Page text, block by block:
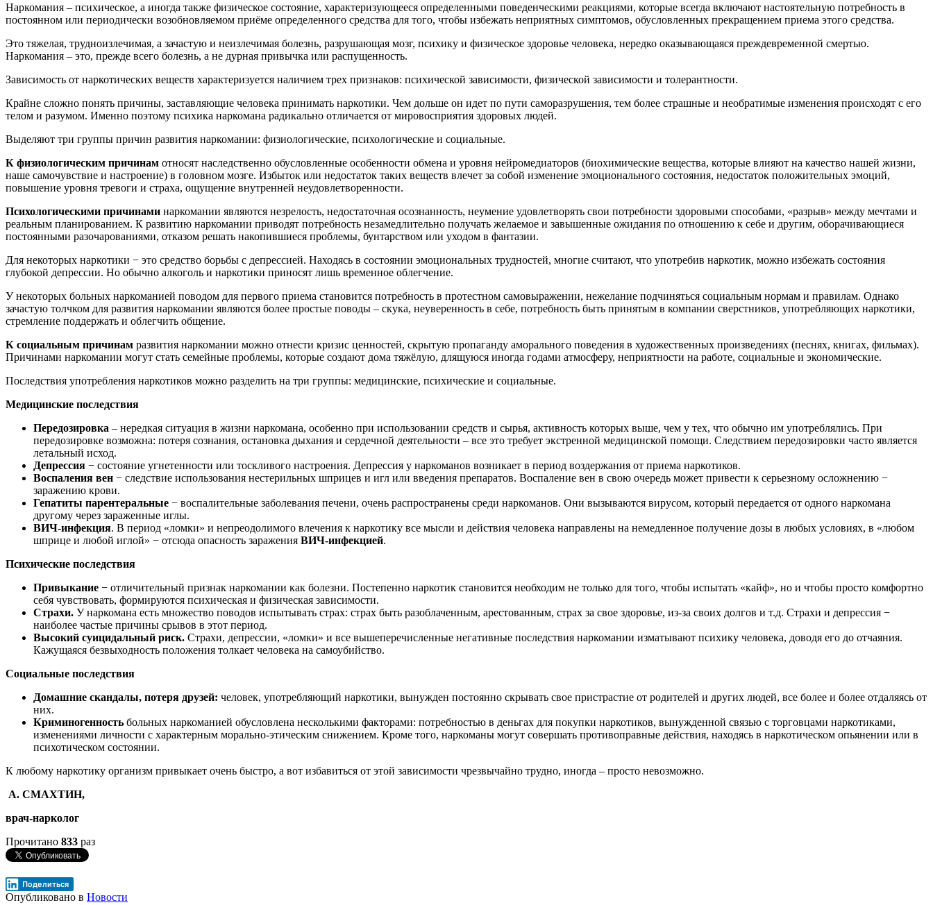
Наркомания – психическое, а иногда также физическое состояние, характеризующееся определенными поведенческими реакциями, которые всегда включают настоятельную потребность в
постоянном или периодически возобновляемом приёме определенного средства для того, чтобы избежать неприятных симптомов, обусловленных прекращением приема этого средства.
Это тяжелая, трудноизлечимая, а зачастую и неизлечимая болезнь, разрушающая мозг, психику и физическое здоровье человека, нередко оказывающаяся преждевременной смертью.
Наркомания – это, прежде всего болезнь, а не дурная привычка или распущенность.
Зависимость от наркотических веществ характеризуется наличием трех признаков: психической зависимости, физической зависимости и толерантности.
Крайне сложно понять причины, заставляющие человека принимать наркотики. Чем дольше он идет по пути саморазрушения, тем более страшные и необратимые изменения происходят с его
телом и разумом. Именно поэтому психика наркомана радикально отличается от мировосприятия здоровых людей.
Выделяют три группы причин развития наркомании: физиологические, психологические и социальные.
К физиологическим причинам относят наследственно обусловленные особенности обмена и уровня нейромедиаторов (биохимические вещества, которые влияют на качество нашей жизни,
наше самочувствие и настроение) в головном мозге. Избыток или недостаток таких веществ влечет за собой изменение эмоционального состояния, недостаток положительных эмоций,
повышение уровня тревоги и страха, ощущение внутренней неудовлетворенности.
Психологическими причинами наркомании являются незрелость, недостаточная осознанность, неумение удовлетворять свои потребности здоровыми способами, «разрыв» между мечтами и
реальным планированием. К развитию наркомании приводят потребность незамедлительно получать желаемое и завышенные ожидания по отношению к себе и другим, оборачивающиеся
постоянными разочарованиями, отказом решать накопившиеся проблемы, бунтарством или уходом в фантазии.
Для некоторых наркотики − это средство борьбы с депрессией. Находясь в состоянии эмоциональных трудностей, многие считают, что употребив наркотик, можно избежать состояния
глубокой депрессии. Но обычно алкоголь и наркотики приносят лишь временное облегчение.
У некоторых больных наркоманией поводом для первого приема становится потребность в протестном самовыражении, нежелание подчиняться социальным нормам и правилам. Однако
зачастую толчком для развития наркомании являются более простые поводы – скука, неуверенность в себе, потребность быть принятым в компании сверстников, употребляющих наркотики,
стремление поддержать и облегчить общение.
К социальным причинам развития наркомании можно отнести кризис ценностей, скрытую пропаганду аморального поведения в художественных произведениях (песнях, книгах, фильмах).
Причинами наркомании могут стать семейные проблемы, которые создают дома тяжёлую, длящуюся иногда годами атмосферу, неприятности на работе, социальные и экономические.
Последствия употребления наркотиков можно разделить на три группы: медицинские, психические и социальные.
Медицинские последствия
Передозировка – нередкая ситуация в жизни наркомана, особенно при использовании средств и сырья, активность которых выше, чем у тех, что обычно им употреблялись. При
передозировке возможна: потеря сознания, остановка дыхания и сердечной деятельности – все это требует экстренной медицинской помощи. Следствием передозировки часто является
летальный исход.
Депрессия − состояние угнетенности или тоскливого настроения. Депрессия у наркоманов возникает в период воздержания от приема наркотиков.
Воспаления вен − следствие использования нестерильных шприцев и игл или введения препаратов. Воспаление вен в свою очередь может привести к серьезному осложнению −
заражению крови.
Гепатиты парентеральные − воспалительные заболевания печени, очень распространены среди наркоманов. Они вызываются вирусом, который передается от одного наркомана
другому через зараженные иглы.
ВИЧ-инфекция. В период «ломки» и непреодолимого влечения к наркотику все мысли и действия человека направлены на немедленное получение дозы в любых условиях, в «любом
шприце и любой иглой» − отсюда опасность заражения ВИЧ-инфекцией.
Психические последствия
Привыкание − отличительный признак наркомании как болезни. Постепенно наркотик становится необходим не только для того, чтобы испытать «кайф», но и чтобы просто комфортно
себя чувствовать, формируются психическая и физическая зависимости.
Страхи. У наркомана есть множество поводов испытывать страх: страх быть разоблаченным, арестованным, страх за свое здоровье, из-за своих долгов и т.д. Страхи и депрессия −
наиболее частые причины срывов в этот период.
Высокий суицидальный риск. Страхи, депрессии, «ломки» и все вышеперечисленные негативные последствия наркомании изматывают психику человека, доводя его до отчаяния.
Кажущаяся безвыходность положения толкает человека на самоубийство.
Социальные последствия
Домашние скандалы, потеря друзей: человек, употребляющий наркотики, вынужден постоянно скрывать свое пристрастие от родителей и других людей, все более и более отдаляясь от
них.
Криминогенность больных наркоманией обусловлена несколькими факторами: потребностью в деньгах для покупки наркотиков, вынужденной связью с торговцами наркотиками,
изменениями личности с характерным морально-этическим снижением. Кроме того, наркоманы могут совершать противоправные действия, находясь в наркотическом опьянении или в
психотическом состоянии.
К любому наркотику организм привыкает очень быстро, а вот избавиться от этой зависимости чрезвычайно трудно, иногда – просто невозможно.
А. СМАХТИН,
врач-нарколог
Прочитано 833 раз
Поделиться
Опубликовано в Новости